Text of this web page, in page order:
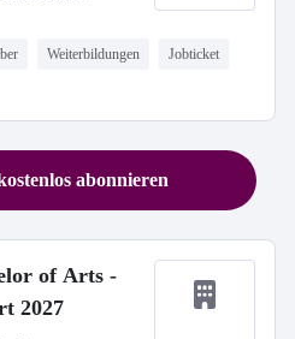
Weiterbildungen Jobticket
abonnieren
of Arts -
2027